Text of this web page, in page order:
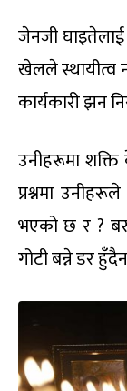
जेनजी
खेलले स्थायीत्व
कार्यकारी झन
उनीहरूमा शक्ति
प्रश्नमा
भएको छ र ?
गोटी बन्ने डर